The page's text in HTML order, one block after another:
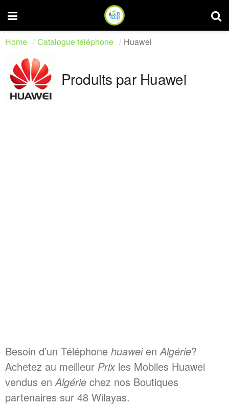
Home Catalogue téléphone Huawei
Produits par Huawei
Besoin d’un Téléphone huawei enAlgérie?
Achetez au meilleur Prixles Mobiles Huawei
vendus enAlgérie chez nos Boutiques
partenaires sur 48 Wilayas.